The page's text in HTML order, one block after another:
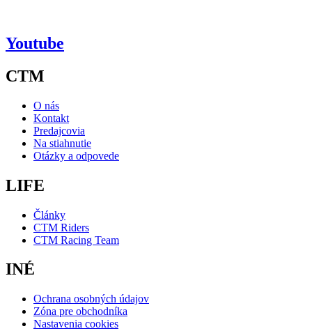
Youtube
CTM
O nás
Kontakt
Predajcovia
Na stiahnutie
Otázky a odpovede
LIFE
Články
CTM Riders
CTM Racing Team
INÉ
Ochrana osobných údajov
Zóna pre obchodníka
Nastavenia cookies